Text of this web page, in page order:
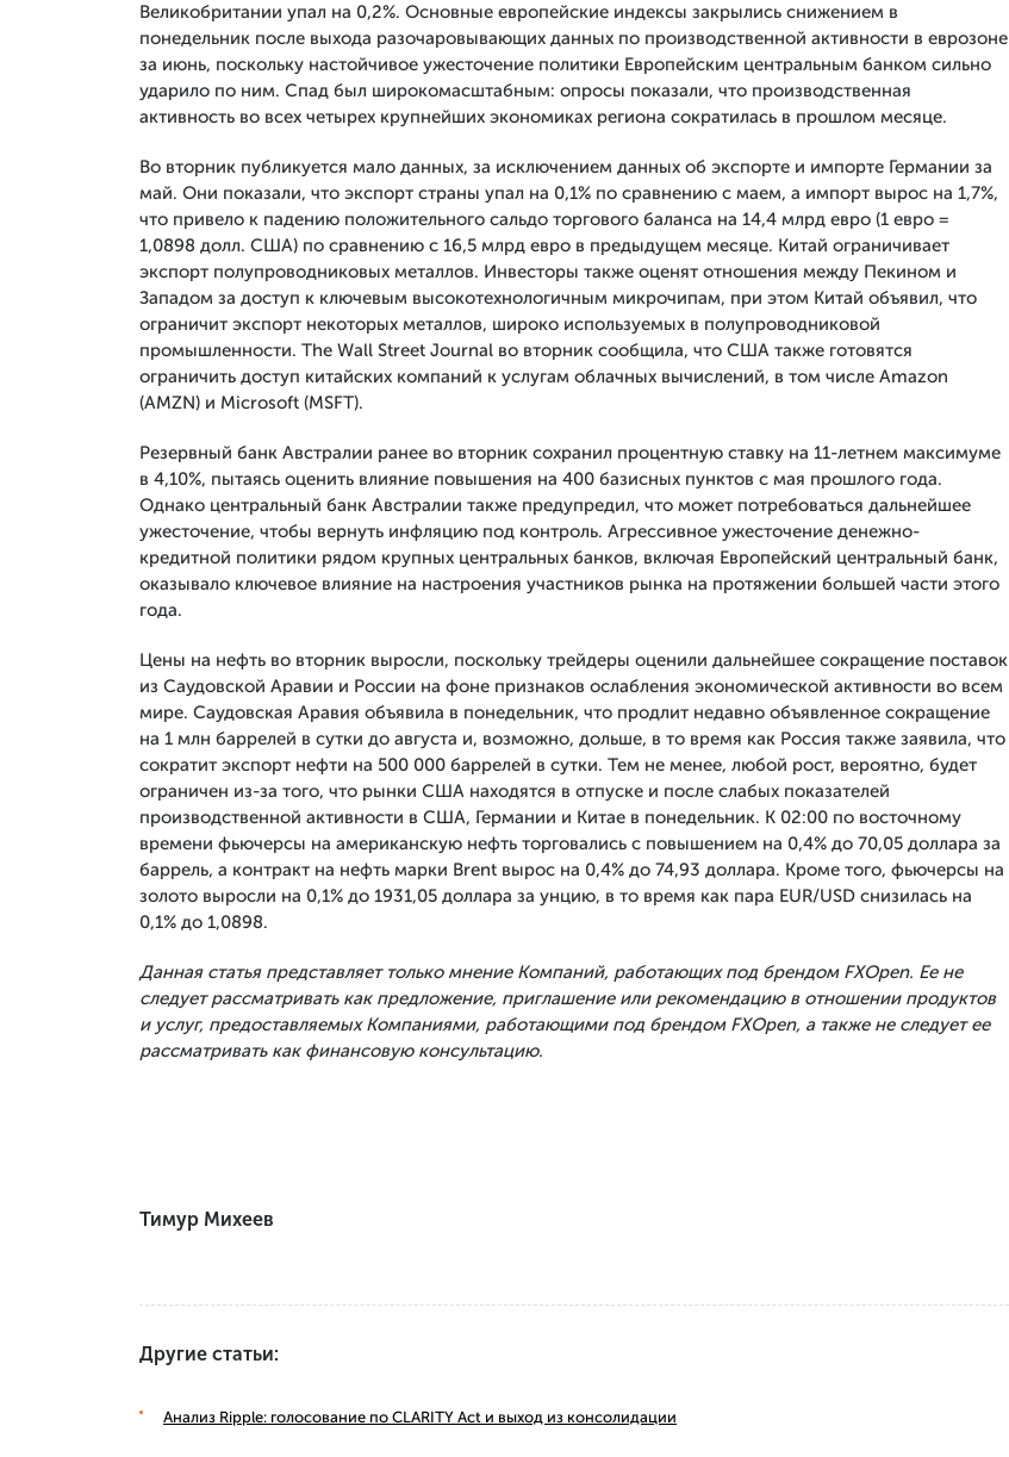
Великобритании упал на 0,2%. Основные европейские индексы закрылись снижением в
понедельник после выхода разочаровывающих данных по производственной активности в еврозоне
за июнь, поскольку настойчивое ужесточение политики Европейским центральным банком сильно
ударило по ним. Спад был широкомасштабным: опросы показали, что производственная
активность во всех четырех крупнейших экономиках региона сократилась в прошлом месяце.
Во вторник публикуется мало данных, за исключением данных об экспорте и импорте Германии за
май. Они показали, что экспорт страны упал на 0,1% по сравнению с маем, а импорт вырос на 1,7%,
что привело к падению положительного сальдо торгового баланса на 14,4 млрд евро (1 евро =
1,0898 долл. США) по сравнению с 16,5 млрд евро в предыдущем месяце. Китай ограничивает
экспорт полупроводниковых металлов. Инвесторы также оценят отношения между Пекином и
Западом за доступ к ключевым высокотехнологичным микрочипам, при этом Китай объявил, что
ограничит экспорт некоторых металлов, широко используемых в полупроводниковой
промышленности. The Wall Street Journal во вторник сообщила, что США также готовятся
ограничить доступ китайских компаний к услугам облачных вычислений, в том числе Amazon
(AMZN) и Microsoft (MSFT).
Резервный банк Австралии ранее во вторник сохранил процентную ставку на 11-летнем максимуме
в 4,10%, пытаясь оценить влияние повышения на 400 базисных пунктов с мая прошлого года.
Однако центральный банк Австралии также предупредил, что может потребоваться дальнейшее
ужесточение, чтобы вернуть инфляцию под контроль. Агрессивное ужесточение денежно-
кредитной политики рядом крупных центральных банков, включая Европейский центральный банк,
оказывало ключевое влияние на настроения участников рынка на протяжении большей части этого
года.
Цены на нефть во вторник выросли, поскольку трейдеры оценили дальнейшее сокращение поставок
из Саудовской Аравии и России на фоне признаков ослабления экономической активности во всем
мире. Саудовская Аравия объявила в понедельник, что продлит недавно объявленное сокращение
на 1 млн баррелей в сутки до августа и, возможно, дольше, в то время как Россия также заявила, что
сократит экспорт нефти на 500 000 баррелей в сутки. Тем не менее, любой рост, вероятно, будет
ограничен из-за того, что рынки США находятся в отпуске и после слабых показателей
производственной активности в США, Германии и Китае в понедельник. К 02:00 по восточному
времени фьючерсы на американскую нефть торговались с повышением на 0,4% до 70,05 доллара за
баррель, а контракт на нефть марки Brent вырос на 0,4% до 74,93 доллара. Кроме того, фьючерсы на
золото выросли на 0,1% до 1931,05 доллара за унцию, в то время как пара EUR/USD снизилась на
0,1% до 1,0898.
Данная статья представляет только мнение Компаний, работающих под брендом FXOpen. Ее не
следует рассматривать как предложение, приглашение или рекомендацию в отношении продуктов
и услуг, предоставляемых Компаниями, работающими под брендом FXOpen, а также не следует ее
рассматривать как финансовую консультацию.
Тимур Михеев
Другие статьи:
Анализ Ripple: голосование по CLARITY Act и выход из консолидации